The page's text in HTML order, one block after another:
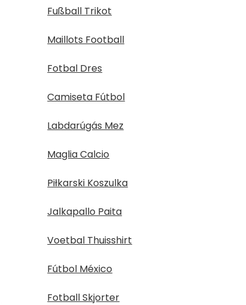
Fußball Trikot
Maillots Football
Fotbal Dres
Camiseta Fútbol
Labdarúgás Mez
Maglia Calcio
Piłkarski Koszulka
Jalkapallo Paita
Voetbal Thuisshirt
Fútbol México
Fotball Skjorter